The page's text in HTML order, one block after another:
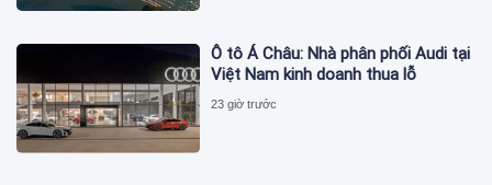
Ô tô Á Châu: Nhà phân phối Audi tại
Việt Nam kinh doanh thua lỗ
23 giờ trước